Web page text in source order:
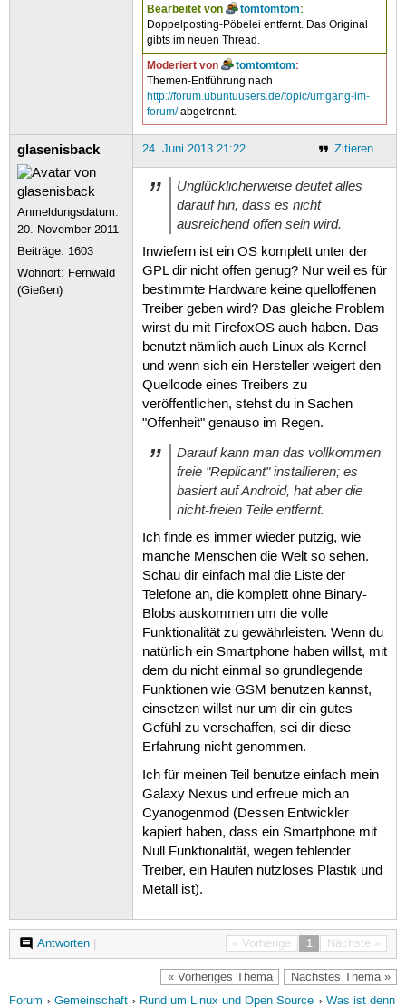
Bearbeitet von tomtomtom:
Doppelposting-Pöbelei entfernt. Das Original
gibts im neuen Thread.
Moderiert von tomtomtom:
Themen-Entführung nach
http://forum.ubuntuusers.de/topic/umgang-im-
forum/abgetrennt.
glasenisback
Anmeldungsdatum:
20. November 2011
Beiträge: 1603
Wohnort: Fernwald
(Gießen)
Zitieren
24. Juni 2013 21:22
Unglücklicherweise deutet alles
darauf hin, dass es nicht
ausreichend offen sein wird.
Inwiefern ist ein OS komplett unter der
GPL dir nicht offen genug? Nur weil es für
bestimmte Hardware keine quelloffenen
Treiber geben wird? Das gleiche Problem
wirst du mit FirefoxOS auch haben. Das
benutzt nämlich auch Linux als Kernel
und wenn sich ein Hersteller weigert den
Quellcode eines Treibers zu
veröffentlichen, stehst du in Sachen
"Offenheit" genauso im Regen.
Darauf kann man das vollkommen
freie "Replicant" installieren; es
basiert auf Android, hat aber die
nicht-freien Teile entfernt.
Ich finde es immer wieder putzig, wie
manche Menschen die Welt so sehen.
Schau dir einfach mal die Liste der
Telefone an, die komplett ohne Binary-
Blobs auskommen um die volle
Funktionalität zu gewährleisten. Wenn du
natürlich ein Smartphone haben willst, mit
dem du nicht einmal so grundlegende
Funktionen wie GSM benutzen kannst,
einsetzen willst nur um dir ein gutes
Gefühl zu verschaffen, sei dir diese
Erfahrung nicht genommen.
Ich für meinen Teil benutze einfach mein
Galaxy Nexus und erfreue mich an
Cyanogenmod (Dessen Entwickler
kapiert haben, dass ein Smartphone mit
Null Funktionalität, wegen fehlender
Treiber, ein Haufen nutzloses Plastik und
Metall ist).
« Vorherige 1 Nächste »
Antworten|
« Vorheriges Thema Nächstes Thema »
Forum Gemeinschaft Rund um Linux und Open Source Was ist denn